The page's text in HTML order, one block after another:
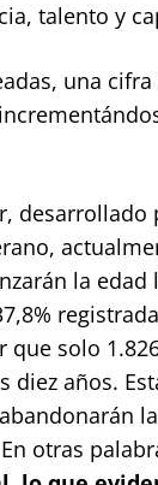
talento y
una
la edad
que solo
años.
otras